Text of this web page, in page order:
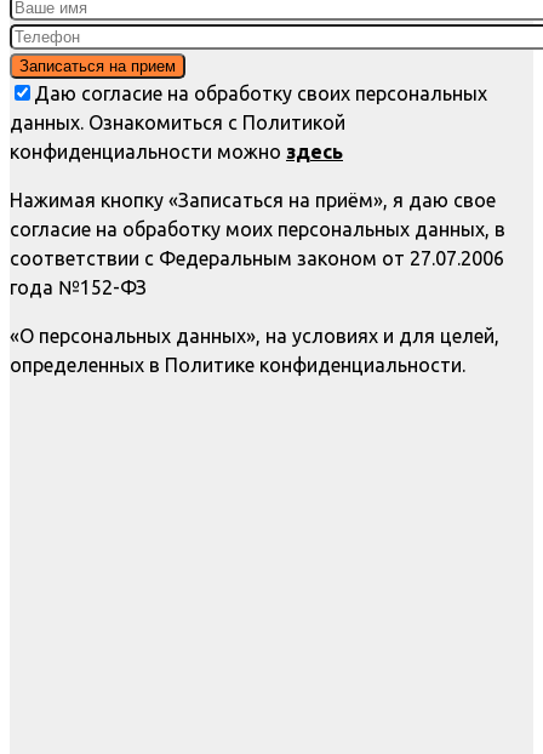
Даю согласие на обработку своих персональных
данных. Ознакомиться с Политикой
конфиденциальности можно здесь
Нажимая кнопку «Записаться на приём», я даю свое
согласие на обработку моих персональных данных, в
соответствии с Федеральным законом от 27.07.2006
года №152-ФЗ
«О персональных данных», на условиях и для целей,
определенных в Политике конфиденциальности.